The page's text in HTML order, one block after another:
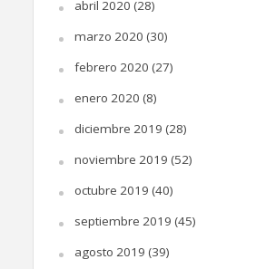
abril 2020 (28)
marzo 2020 (30)
febrero 2020 (27)
enero 2020 (8)
diciembre 2019 (28)
noviembre 2019 (52)
octubre 2019 (40)
septiembre 2019 (45)
agosto 2019 (39)